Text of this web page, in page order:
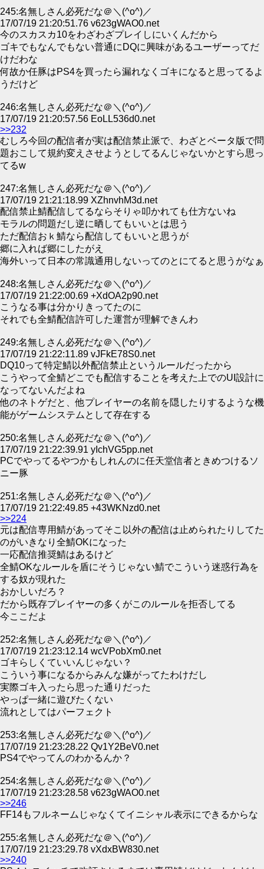
245:名無しさん必死だな＠＼(^o^)／
17/07/19 21:20:51.76 v623gWAO0.net
今のスカスカ10をわざわざプレイしにいくんだから
ゴキでもなんでもない普通にDQに興味があるユーザーってだ
けだわな
何故か任豚はPS4を買ったら漏れなくゴキになると思ってるよ
うだけど
246:名無しさん必死だな＠＼(^o^)／
17/07/19 21:20:57.56 EoLL536d0.net
>>232
むしろ今回の配信者が実は配信禁止派で、わざとベータ版で問
題おこして規約変えさせようとしてるんじゃないかとすら思っ
てるw
247:名無しさん必死だな＠＼(^o^)／
17/07/19 21:21:18.99 XZhnvhM3d.net
配信禁止鯖配信してるならそりゃ叩かれても仕方ないね
モラルの問題だし逆に晒してもいいとは思う
ただ配信おｋ鯖なら配信してもいいと思うが
郷に入れば郷にしたがえ
海外いって日本の常識通用しないってのとにてると思うがなぁ
248:名無しさん必死だな＠＼(^o^)／
17/07/19 21:22:00.69 +XdOA2p90.net
こうなる事は分かりきってたのに
それでも全鯖配信許可した運営が理解できんわ
249:名無しさん必死だな＠＼(^o^)／
17/07/19 21:22:11.89 vJFkE78S0.net
DQ10って特定鯖以外配信禁止というルールだったから
こうやって全鯖どこでも配信することを考えた上でのUI設計に
なってないんだよね
他のネトゲだと、他プレイヤーの名前を隠したりするような機
能がゲームシステムとして存在する
250:名無しさん必死だな＠＼(^o^)／
17/07/19 21:22:39.91 yIchVG5pp.net
PCでやってるやつかもしれんのに任天堂信者ときめつけるソ
ニー豚
251:名無しさん必死だな＠＼(^o^)／
17/07/19 21:22:49.85 +43WKNzd0.net
>>224
元は配信専用鯖があってそこ以外の配信は止められたりしてた
のがいきなり全鯖OKになった
一応配信推奨鯖はあるけど
全鯖OKなルールを盾にそうじゃない鯖でこういう迷惑行為を
する奴が現れた
おかしいだろ？
だから既存プレイヤーの多くがこのルールを拒否してる
今ここだよ
252:名無しさん必死だな＠＼(^o^)／
17/07/19 21:23:12.14 wcVPobXm0.net
ゴキらしくていいんじゃない？
こういう事になるからみんな嫌がってたわけだし
実際ゴキ入ったら思った通りだった
やっぱ一緒に遊びたくない
流れとしてはパーフェクト
253:名無しさん必死だな＠＼(^o^)／
17/07/19 21:23:28.22 Qv1Y2BeV0.net
PS4でやってんのわかるんか？
254:名無しさん必死だな＠＼(^o^)／
17/07/19 21:23:28.58 v623gWAO0.net
>>246
FF14もフルネームじゃなくてイニシャル表示にできるからな
255:名無しさん必死だな＠＼(^o^)／
17/07/19 21:23:29.78 vXdxBW830.net
>>240